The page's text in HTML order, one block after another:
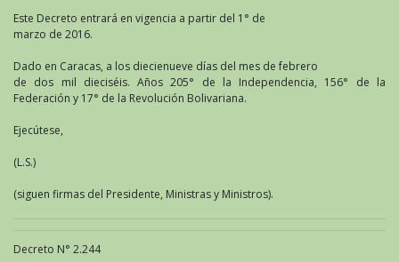
Este Decreto entrará en vigencia a partir del 1° de
marzo de 2016.
Dado en Caracas, a los diecienueve días del mes de febrero
de dos mil dieciséis. Años 205° de la Independencia, 156° de la
Federación y 17° de la Revolución Bolivariana.
Ejecútese,
(L.S.)
(siguen firmas del Presidente, Ministras y Ministros).
Decreto N° 2.244